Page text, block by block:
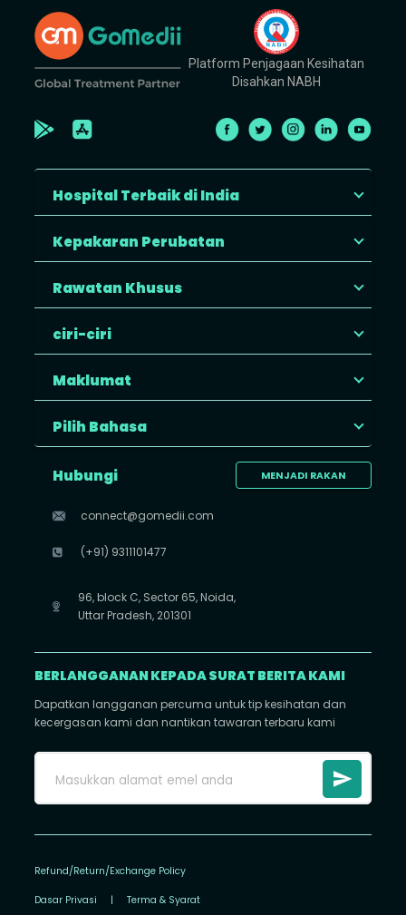
Platform Penjagaan Kesihatan
Disahkan NABH
Hospital Terbaik di India
Kepakaran Perubatan
Rawatan Khusus
ciri-ciri
Maklumat
Pilih Bahasa
MENJADI RAKAN
Hubungi
connect@gomedii.com
(+91) 9311101477
96, block C, Sector 65, Noida,
Uttar Pradesh, 201301
BERLANGGANAN KEPADA SURAT BERITA KAMI
Dapatkan langganan percuma untuk tip kesihatan dan
kecergasan kami dan nantikan tawaran terbaru kami
Refund/Return/Exchange Policy
Dasar Privasi | Terma & Syarat